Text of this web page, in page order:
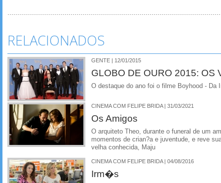
RELACIONADOS
GENTE | 12/01/2015
GLOBO DE OURO 2015: OS
O destaque do ano foi o filme Boyhood -
CINEMA COM FELIPE BRIDA | 31/03/2021
Os Amigos
O arquiteto Theo, durante o funeral de um
momentos de crian?a e juventude, e reve
velha conhecida, Maju
CINEMA COM FELIPE BRIDA | 04/08/2016
Irm�s